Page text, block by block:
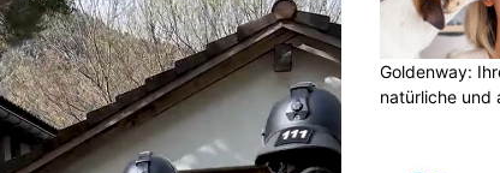
Goldenway:
natürliche und